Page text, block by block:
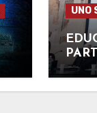
UNO